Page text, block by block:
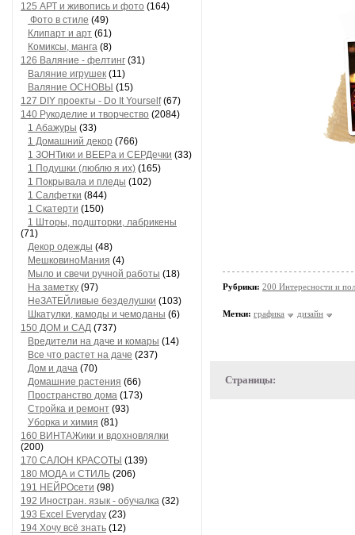
125 АРТ и живопись и фото (164)
Фото в стиле (49)
Клипарт и арт (61)
Комиксы, манга (8)
126 Валяние - фелтинг (31)
Валяние игрушек (11)
Валяние ОСНОВЫ (15)
127 DIY проекты - Do It Yourself(67)
140 Рукоделие и творчество (2084)
1 Абажуры (33)
1 Домашний декор (766)
1 ЗОНТики и ВЕЕРа и СЕРДечки (33)
1 Подушки (люблю я их) (165)
1 Покрывала и пледы (102)
1 Салфетки (844)
1 Скатерти (150)
1 Шторы, подшторки, лабрикены
(71)
Декор одежды (48)
МешковиноМания (4)
Мыло и свечи ручной работы (18)
На заметку (97)
НеЗАТЕЙливые безделушки (103)
Шкатулки, камоды и чемоданы (6)
150 ДОМ и САД (737)
Вредители на даче и комары (14)
Все что растет на даче (237)
Дом и дача (70)
Домашние растения (66)
Пространство дома (173)
Стройка и ремонт (93)
Уборка и химия (81)
160 ВИНТАЖики и вдохновлялки
(200)
170 САЛОН КРАСОТЫ (139)
180 МОДА и СТИЛЬ (206)
191 НЕЙРОсети (98)
192 Иностран. язык - обучалка (32)
193 Excel Everyday (23)
194 Хочу всё знать (12)
Рубрики: 200 Интересности и
Метки: графика дизайн
Страницы: